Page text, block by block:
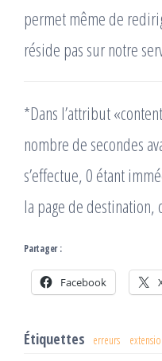
permet même de
réside pas sur notre
*Dans l’attribut
nombre de secondes
s’effectue, 0 étant
la page de destination,
Partager :
Facebook
Étiquettes erreurs